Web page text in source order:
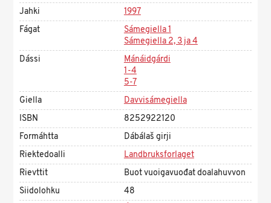
Jahki
1997
Fágat
Sámegiella 1
Sámegiella 2, 3 ja 4
Dássi
Mánáidgárdi
1-4
5-7
Giella
Davvisámegiella
ISBN
8252922120
Formáhtta
Dábálaš girji
Riektedoalli
Landbruksforlaget
Rievttit
Buot vuoigavuođat doalahuvvon
Siidolohku
48